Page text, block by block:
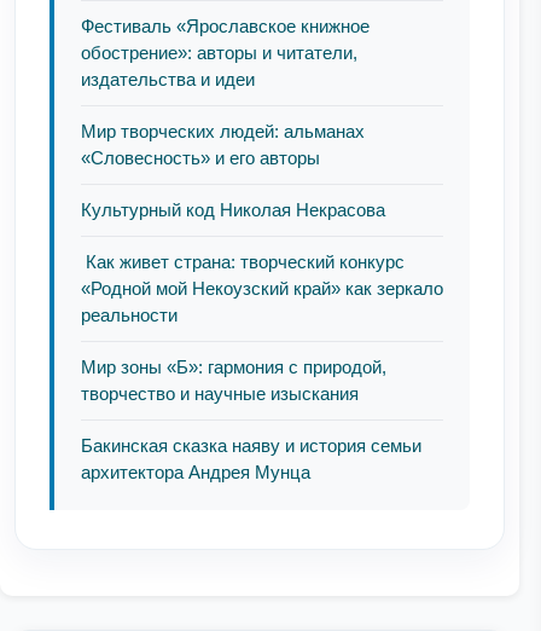
Фестиваль «Ярославское книжное
обострение»: авторы и читатели,
издательства и идеи
Мир творческих людей: альманах
«Словесность» и его авторы
Культурный код Николая Некрасова
Как живет страна: творческий конкурс
«Родной мой Некоузский край» как зеркало
реальности
Мир зоны «Б»: гармония с природой,
творчество и научные изыскания
Бакинская сказка наяву и история семьи
архитектора Андрея Мунца